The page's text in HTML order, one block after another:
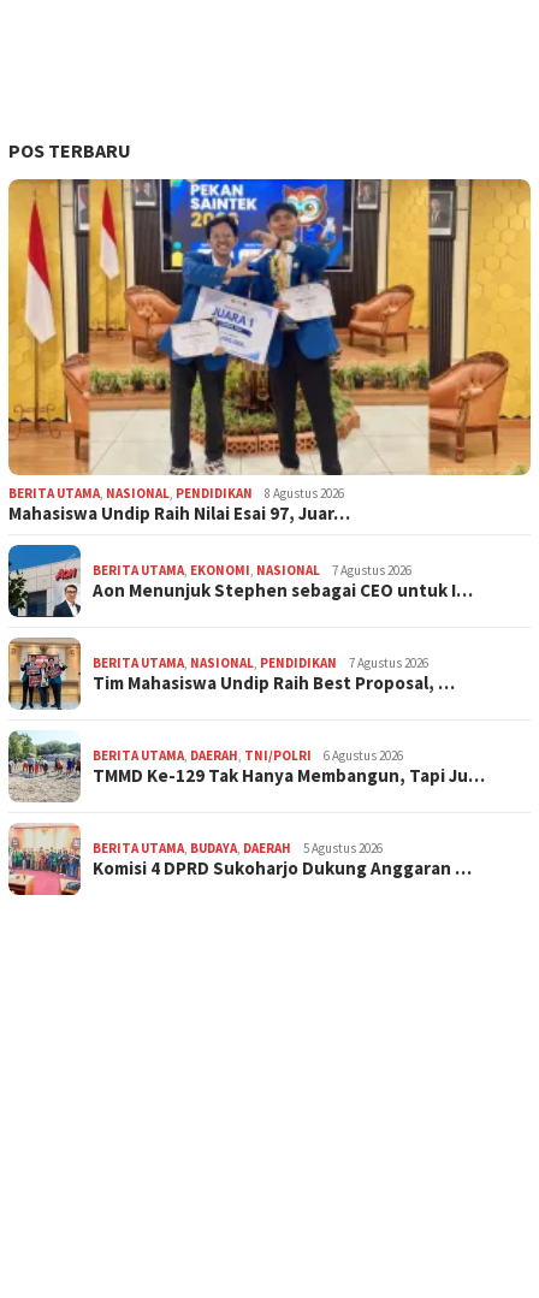
POS TERBARU
BERITA UTAMA, NASIONAL, PENDIDIKAN 8 Agustus 2026
Mahasiswa Undip Raih Nilai Esai 97, Juar…
BERITA UTAMA, EKONOMI, NASIONAL 7 Agustus 2026
Aon Menunjuk Stephen sebagai CEO untuk I…
BERITA UTAMA, NASIONAL, PENDIDIKAN 7 Agustus 2026
Tim Mahasiswa Undip Raih Best Proposal, …
BERITA UTAMA, DAERAH, TNI/POLRI 6 Agustus 2026
TMMD Ke-129 Tak Hanya Membangun, Tapi Ju…
BERITA UTAMA, BUDAYA, DAERAH 5 Agustus 2026
Komisi 4 DPRD Sukoharjo Dukung Anggaran …